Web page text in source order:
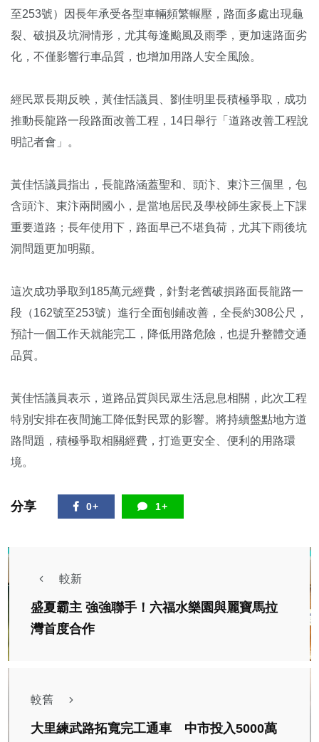
至253號）因長年承受各型車輛頻繁輾壓，路面多處出現龜
裂、破損及坑洞情形，尤其每逢颱風及雨季，更加速路面劣
化，不僅影響行車品質，也增加用路人安全風險。
經民眾長期反映，黃佳恬議員、劉佳明里長積極爭取，成功
推動長龍路一段路面改善工程，14日舉行「道路改善工程說
明記者會」。
黃佳恬議員指出，長龍路涵蓋聖和、頭汴、東汴三個里，包
含頭汴、東汴兩間國小，是當地居民及學校師生家長上下課
重要道路；長年使用下，路面早已不堪負荷，尤其下雨後坑
洞問題更加明顯。
這次成功爭取到185萬元經費，針對老舊破損路面長龍路一
段（162號至253號）進行全面刨鋪改善，全長約308公尺，
預計一個工作天就能完工，降低用路危險，也提升整體交通
品質。
黃佳恬議員表示，道路品質與民眾生活息息相關，此次工程
特別安排在夜間施工降低對民眾的影響。將持續盤點地方道
路問題，積極爭取相關經費，打造更安全、便利的用路環
境。
分享 0+ 1+
較新
盛夏霸主 強強聯手！六福水樂園與麗寶馬拉
灣首度合作
較舊
大里練武路拓寬完工通車 中市投入5000萬